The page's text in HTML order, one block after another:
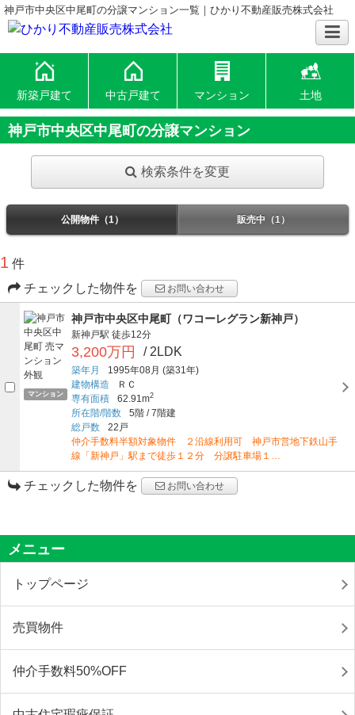
神戸市中央区中尾町の分譲マンション一覧｜ひかり不動産販売株式会社
新築戸建て 中古戸建て マンション 土地
神戸市中央区中尾町の分譲マンション
検索条件を変更
公開物件（1） 販売中（1）
1 件
チェックした物件を
お問い合わせ
マンション
神戸市中央区中尾町（ワコーレグラン新神戸）
新神戸駅 徒歩12分
3,200万円 / 2LDK
築年月 1995年08月 (築31年)
建物構造
ＲＣ
専有面積
62.91m2
所在階/階数 5階 /7階建
総戸数
22戸
仲介手数料半額対象物件 ２沿線利用可 神戸市営地下鉄山手
線「新神戸」駅まで徒歩１２分 分譲駐車場１…
チェックした物件を お問い合わせ
メニュー
トップページ
売買物件
仲介手数料50%OFF